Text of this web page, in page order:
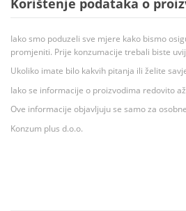
Korištenje podataka o
Iako smo poduzeli sve mjere kako bismo
promjeniti. Prije konzumacije trebali biste
Ukoliko imate bilo kakvih pitanja ili želite
Iako se informacije o proizvodima redovito
Ove informacije objavljuju se samo za
Konzum plus d.o.o.